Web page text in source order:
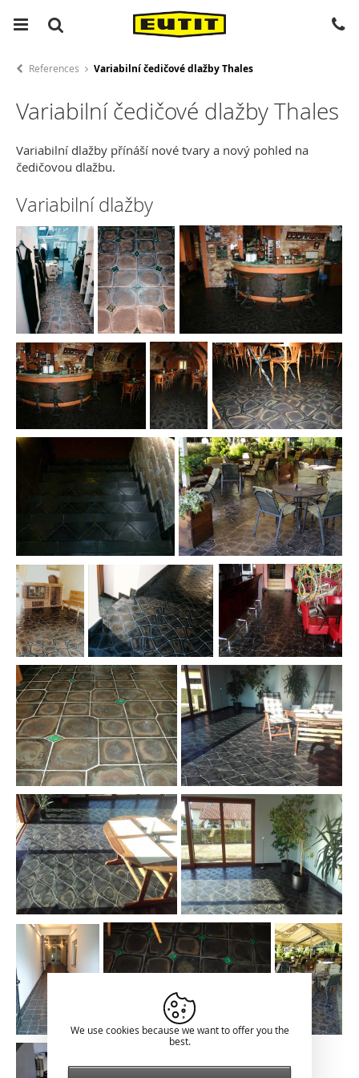
References Variabilní čedičové dlažby Thales
Variabilní čedičové dlažby Thales
Variabilní dlažby přínáší nové tvary a nový pohled na
čedičovou dlažbu.
Variabilní dlažby
We use cookies because we want to offer you the
best.